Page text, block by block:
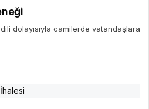
dolayısıyla camilerde vatandaşlara